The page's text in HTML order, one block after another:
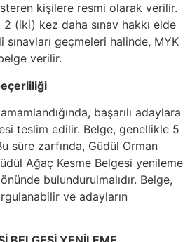
kişilere resmi olarak verilir.
2 (iki) kez daha sınav hakkı elde
sınavları geçmeleri halinde, MYK
verilir.
başarılı adaylara
teslim edilir. Belge, genellikle 5
süre zarfında, Güdül Orman
Ağaç Kesme Belgesi yenileme
bulundurulmalıdır. Belge,
ve adayların